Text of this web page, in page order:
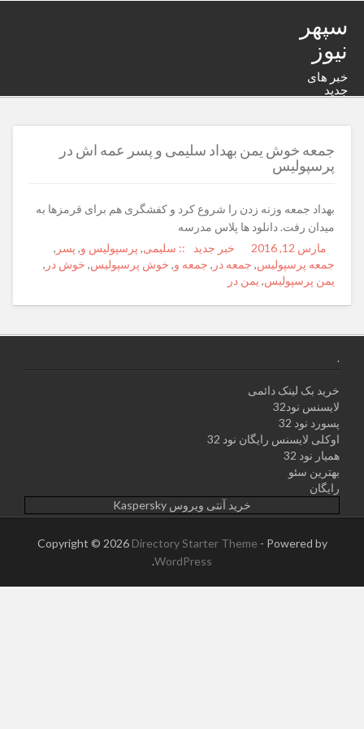
سپهر
نیوز
خبر های
جدید
جمعه خوش یمن بهداد سلیمی و پسر عمه اش در
پرسپولیس
بهداد جمعه وزنه زدن را شروع کرد و کفشگری هم برای قرمزها به
میدان رفت. دانلود ها پلاس مدرسه
Posted
on
مارس 12, 2016 Author
Categories
خبر جدید Tags
:: سلیمی, پرسپولیس و, پسر ,
جمعه پرسپولیس, جمعه در , جمعه و, خوش پرسپولیس, خوش در ,
یمن پرسپولیس, یمن در
.
خرید بک لینک دائمی
لایسنس نود32
پسورد نود 32
اوکلی لایسنس رایگان نود 32
همیار نود 32
بهترین سئو
رایگان
خرید آنتی ویروس Kaspersky
Copyright © 2026 Directory Starter Theme - Powered by
WordPress
.